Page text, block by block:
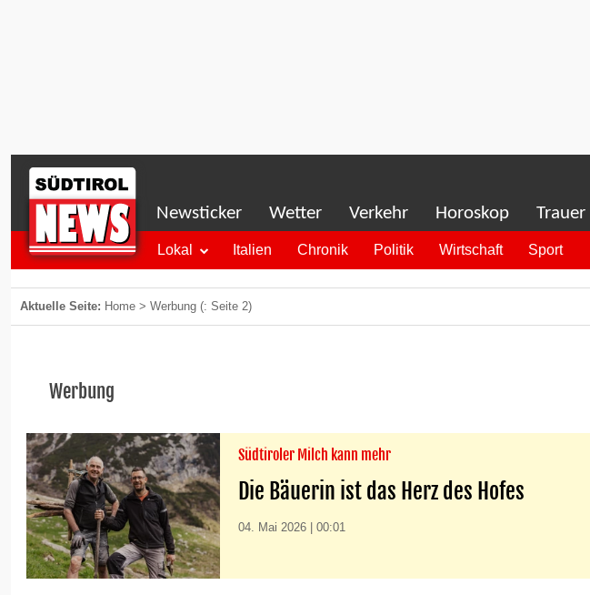
Newsticker Wetter Verkehr Horoskop Trauer
Lokal Italien Chronik Politik Wirtschaft Sport
Aktuelle Seite: Home > Werbung (: Seite 2)
Werbung
Südtiroler Milch kann mehr
Die Bäuerin ist das Herz des Hofes
04. Mai 2026 | 00:01